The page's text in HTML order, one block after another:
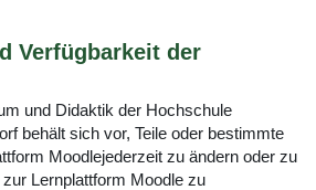
Verfügbarkeit der
und Didaktik der Hochschule
behält sich vor, Teile oder bestimmte
Moodlejederzeit zu ändern oder zu
Lernplattform Moodle zu